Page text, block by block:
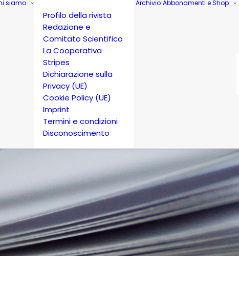
siamo
Profilo della rivista
Redazione e
Comitato Scientifico
La Cooperativa
Stripes
Dichiarazione sulla
Privacy (UE)
Cookie Policy (UE)
Imprint
Termini e condizioni
Disconoscimento
Archivio Abbonamenti e Shop